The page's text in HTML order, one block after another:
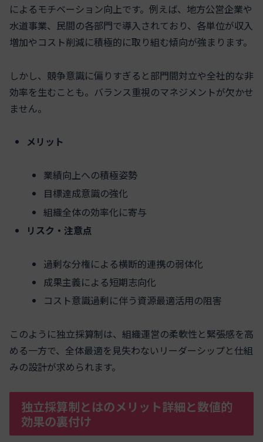
によるモチベーション向上です。例えば、地方公営企業や
水道事業、民間の各部門で導入されており、各単位が収入
増加やコスト削減に積極的に取り組む傾向が強まります。
しかし、競争意識に偏りすぎると部門間対立や全社的な非
効率を生むことも。バランス重視のマネジメントが欠かせ
ません。
メリット
業績向上への積極姿勢
目標達成意識の強化
組織全体の効率化に寄与
リスク・注意点
過剰な分権による横断的連携の弱体化
成果主義による短期志向化
コスト意識過剰に伴う資源最適活用の阻害
このように独立採算制は、組織運営の柔軟性と緊張感を高
める一方で、全体最適を見失わないリーダーシップと仕組
みの設計が求められます。
独立採算制とはのメリット詳細と数値的
効果の裏付け